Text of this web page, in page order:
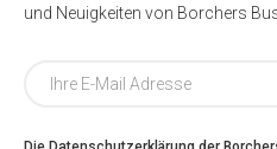
und Neuigkeiten von Borchers